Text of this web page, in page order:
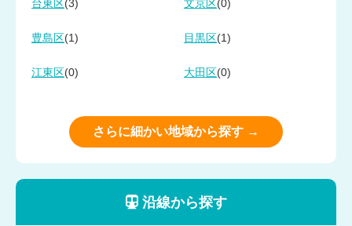
台東区 (3) 文京区 (0)
豊島区 (1) 目黒区 (1)
江東区 (0) 大田区 (0)
さらに細かい地域から探す →
沿線から探す